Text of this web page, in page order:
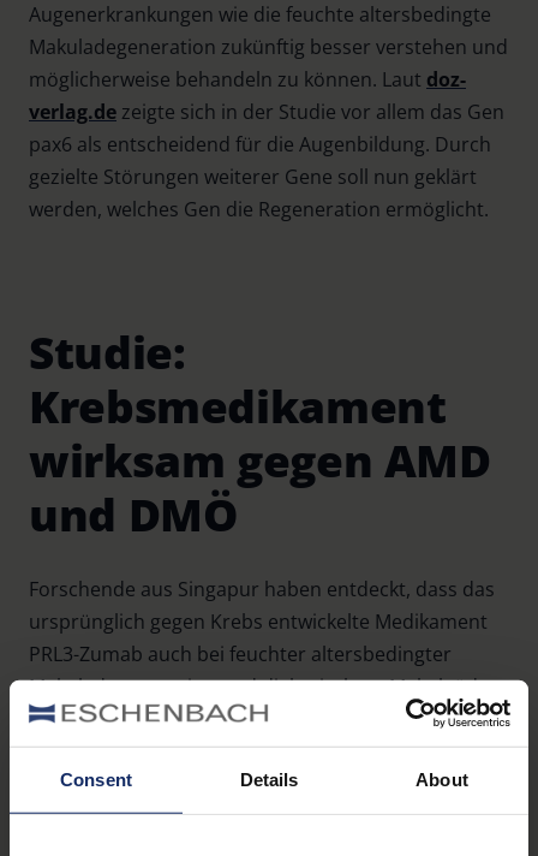
Consent Details About
Augenerkrankungen wie die feuchte altersbedingte
Makuladegeneration zukünftig besser verstehen und
möglicherweise behandeln zu können. Laut doz-
verlag.de zeigte sich in der Studie vor allem das Gen
pax6 als entscheidend für die Augenbildung. Durch
gezielte Störungen weiterer Gene soll nun geklärt
werden, welches Gen die Regeneration ermöglicht.
Studie:
Krebsmedikament
wirksam gegen AMD
und DMÖ
Forschende aus Singapur haben entdeckt, dass das
ursprünglich gegen Krebs entwickelte Medikament
PRL3-Zumab auch bei feuchter altersbedingter
Makuladegeneration und diabetischem Makulaödem
wirksam sein könnte. Im Unterschied zu bisherigen
Therapien wird es intravenös verabreicht und
könnte injektionsbedingte Komplikationen im Auge
vermeiden. Zudem zeigte es in präklinischen Studien